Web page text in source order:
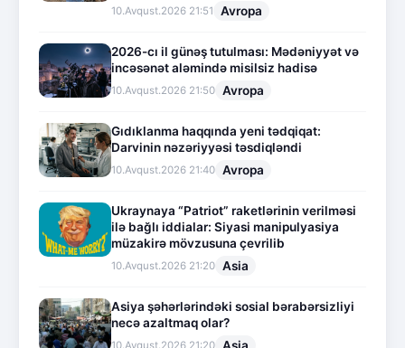
10.Avqust.2026 21:51 Avropa
2026-cı il günəş tutulması: Mədəniyyət və
incəsənət aləmində misilsiz hadisə
10.Avqust.2026 21:50 Avropa
Gıdıklanma haqqında yeni tədqiqat:
Darvinin nəzəriyyəsi təsdiqləndi
10.Avqust.2026 21:40 Avropa
Ukraynaya “Patriot” raketlərinin verilməsi
ilə bağlı iddialar: Siyasi manipulyasiya
müzakirə mövzusuna çevrilib
10.Avqust.2026 21:20 Asia
Asiya şəhərlərindəki sosial bərabərsizliyi
necə azaltmaq olar?
10.Avqust.2026 21:20